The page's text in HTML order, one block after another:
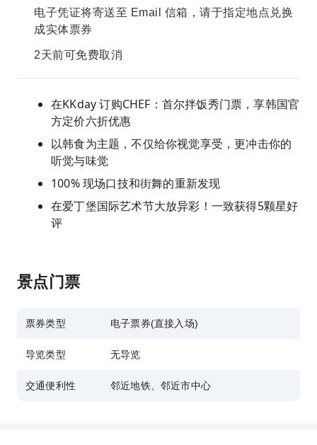
电子凭证将寄送至 Email 信箱，请于指定地点兑换
成实体票券
2天前可免费取消
在KKday 订购CHEF：首尔拌饭秀门票，享韩国官
方定价六折优惠
以韩食为主题，不仅给你视觉享受，更冲击你的
听觉与味觉
100% 现场口技和街舞的重新发现
在爱丁堡国际艺术节大放异彩！一致获得5颗星好
评
景点门票
票券类型 电子票券(直接入场)
导览类型 无导览
交通便利性 邻近地铁、邻近市中心